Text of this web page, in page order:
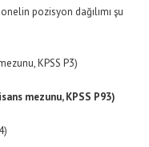
pozisyon dağılımı şu
KPSS P3)
mezunu, KPSS P93)